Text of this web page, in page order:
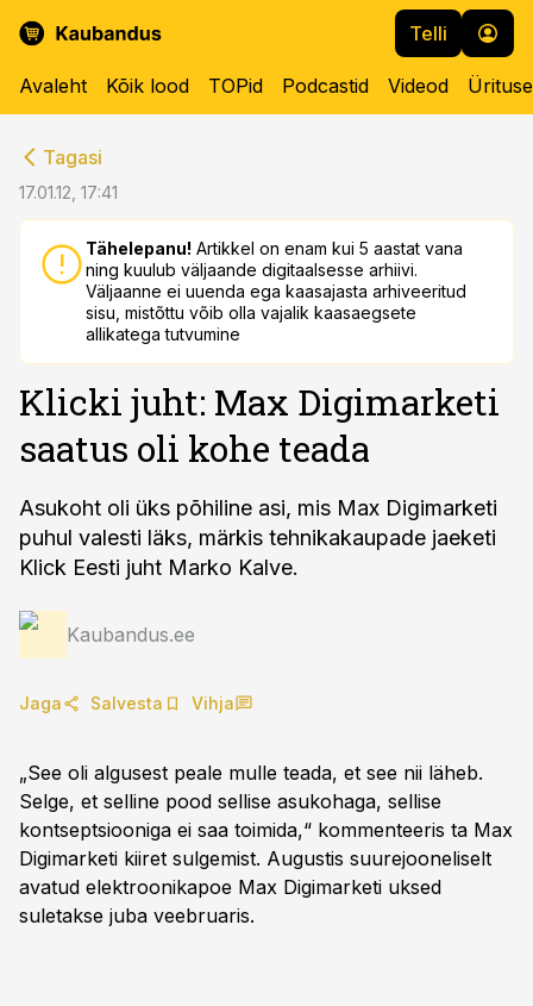
Telli
Avaleht Kõik lood TOPid Podcastid Videod
Tagasi
17.01.12, 17:41
Tähelepanu! Artikkel on enam kui 5 aastat vana
ning kuulub väljaande digitaalsesse arhiivi.
Väljaanne ei uuenda ega kaasajasta arhiveeritud
sisu, mistõttu võib olla vajalik kaasaegsete
allikatega tutvumine
Klicki juht: Max Digimarketi
saatus oli kohe teada
Asukoht oli üks põhiline asi, mis Max Digimarketi
puhul valesti läks, märkis tehnikakaupade jaeketi
Klick Eesti juht Marko Kalve.
Kaubandus.ee
Jaga Salvesta Vihja
„See oli algusest peale mulle teada, et see nii läheb.
Selge, et selline pood sellise asukohaga, sellise
kontseptsiooniga ei saa toimida,“ kommenteeris ta Max
Digimarketi kiiret sulgemist. Augustis suurejooneliselt
avatud elektroonikapoe Max Digimarketi uksed
suletakse juba veebruaris.